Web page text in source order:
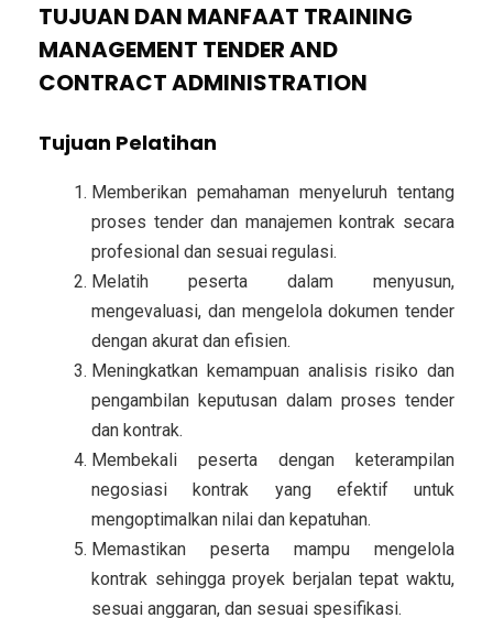
TUJUAN DAN MANFAAT TRAINING
MANAGEMENT TENDER AND
CONTRACT ADMINISTRATION
Tujuan Pelatihan
Memberikan pemahaman menyeluruh tentang
proses tender dan manajemen kontrak secara
profesional dan sesuai regulasi.
Melatih peserta dalam menyusun,
mengevaluasi, dan mengelola dokumen tender
dengan akurat dan efisien.
Meningkatkan kemampuan analisis risiko dan
pengambilan keputusan dalam proses tender
dan kontrak.
Membekali peserta dengan keterampilan
negosiasi kontrak yang efektif untuk
mengoptimalkan nilai dan kepatuhan.
Memastikan peserta mampu mengelola
kontrak sehingga proyek berjalan tepat waktu,
sesuai anggaran, dan sesuai spesifikasi.